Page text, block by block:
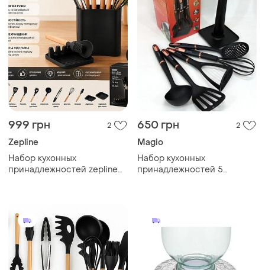
999 грн 2
Zepline
Набор кухонных
принадлежностей zepline
650 грн 2
Magio
Набор кухонных
принадлежностей 5